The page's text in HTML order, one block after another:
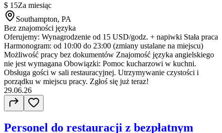
$ 15Za miesiąc
Southampton, PA
Bez znajomości języka
Oferujemy: Wynagrodzenie od 15 USD/godz. + napiwki Stała praca
Harmonogram: od 10:00 do 23:00 (zmiany ustalane na miejscu)
Możliwość pracy bez dokumentów Znajomość języka angielskiego
nie jest wymagana Obowiązki: Pomoc kucharzowi w kuchni.
Obsługa gości w sali restauracyjnej. Utrzymywanie czystości i
porządku w miejscu pracy. Zgłoś się już teraz!
29.06.26
Personel do restauracji z bezpłatnym